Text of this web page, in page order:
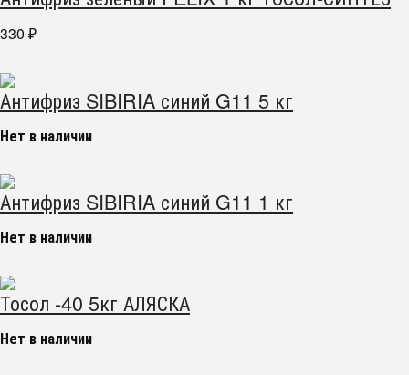
330 ₽
Антифриз SIBIRIA синий G11 5 кг
Нет в наличии
Антифриз SIBIRIA синий G11 1 кг
Нет в наличии
Тосол -40 5кг АЛЯСКА
Нет в наличии